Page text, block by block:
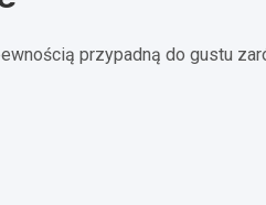
przypadną do gustu